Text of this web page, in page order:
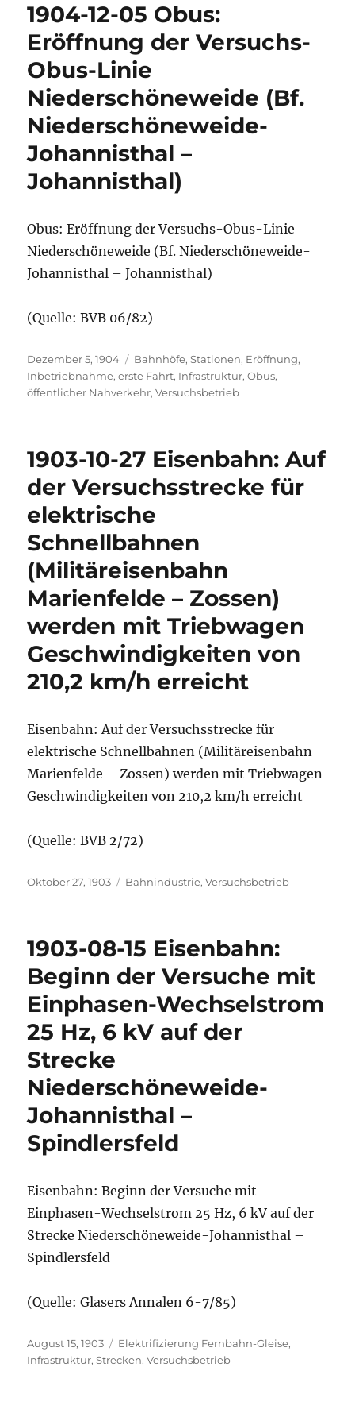
1904-12-05 Obus:
Eröffnung der Versuchs-
Obus-Linie
Niederschöneweide (Bf.
Niederschöneweide-
Johannisthal –
Johannisthal)
Obus: Eröffnung der Versuchs-Obus-Linie
Niederschöneweide (Bf. Niederschöneweide-
Johannisthal – Johannisthal)
(Quelle: BVB 06/82)
Veröffentlicht
am
Dezember 5, 1904 Kategorien
Bahnhöfe, Stationen, Eröffnung,
Inbetriebnahme,erste Fahrt, Infrastruktur,Obus,
öffentlicher Nahverkehr,Versuchsbetrieb
1903-10-27 Eisenbahn: Auf
der Versuchsstrecke für
elektrische
Schnellbahnen
(Militäreisenbahn
Marienfelde – Zossen)
werden mit Triebwagen
Geschwindigkeiten von
210,2 km/h erreicht
Eisenbahn: Auf der Versuchsstrecke für
elektrische Schnellbahnen (Militäreisenbahn
Marienfelde – Zossen) werden mit Triebwagen
Geschwindigkeiten von 210,2 km/h erreicht
(Quelle: BVB 2/72)
Veröffentlicht
Oktober 27, 1903 Kategorien
Bahnindustrie,Versuchsbetrieb
1903-08-15 Eisenbahn:
Beginn der Versuche mit
Einphasen-Wechselstrom
25 Hz, 6 kV auf der
Strecke
Niederschöneweide-
Johannisthal –
Spindlersfeld
Eisenbahn: Beginn der Versuche mit
Einphasen-Wechselstrom 25 Hz, 6 kV auf der
Strecke Niederschöneweide-Johannisthal –
Spindlersfeld
(Quelle: Glasers Annalen 6-7/85)
Veröffentlicht
am
August 15, 1903 Kategorien
Elektrifizierung Fernbahn-Gleise,
Infrastruktur,Strecken,Versuchsbetrieb